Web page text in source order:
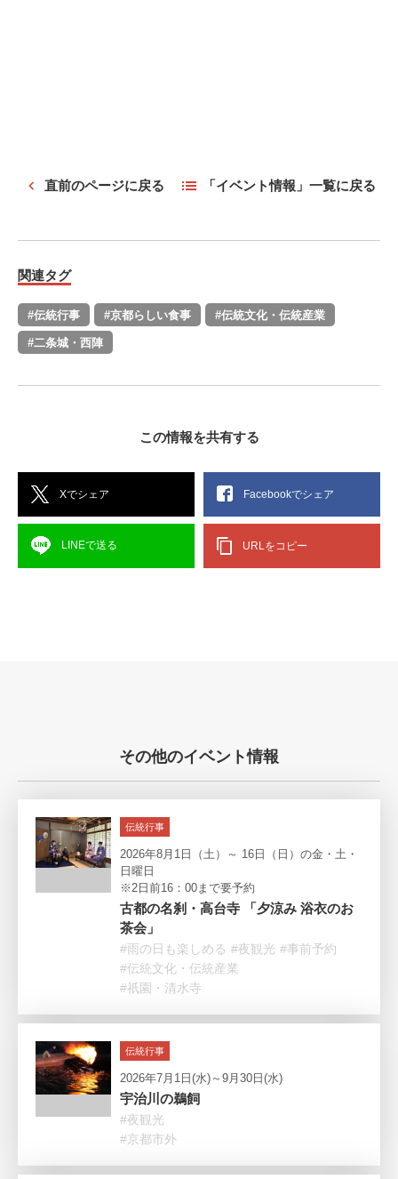
直前のページに戻る 「イベント情報」一覧に戻る
関連タグ
#伝統行事 #京都らしい食事 #伝統文化・伝統産業
#二条城・西陣
この情報を共有する
Xでシェア Facebookでシェア
LINEで送る URLをコピー
その他のイベント情報
伝統行事
2026年8月1日（土）～ 16日（日）の金・土・
日曜日
※2日前16：00まで要予約
古都の名刹・高台寺 「夕涼み 浴衣のお
茶会」
#雨の日も楽しめる #夜観光 #事前予約
#伝統文化・伝統産業
#祇園・清水寺
伝統行事
2026年7月1日(水)～9月30日(水)
宇治川の鵜飼
#夜観光
#京都市外